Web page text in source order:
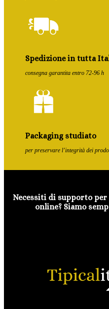
Spedizione in tutta
consegna garantita entro 72-96 h
Packaging studiato
per preservare l’integrità dei
Necessiti di supporto
online? Siamo